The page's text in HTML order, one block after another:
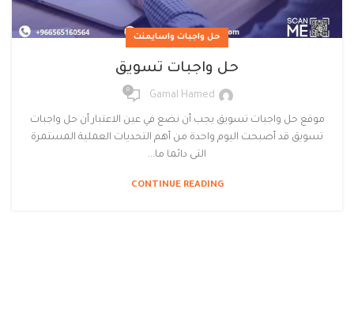
حل واجبات واسايمنت
حل واجبات تسويق
Gamal Hamed
0
موقع حل واجبات تسويق يجب أن نضع في عين الاعتبار أن حل واجبات
تسويق قد أصبحت اليوم واحدة من أهم التحديات العملية المستمرة
التى دائما ما...
CONTINUE READING